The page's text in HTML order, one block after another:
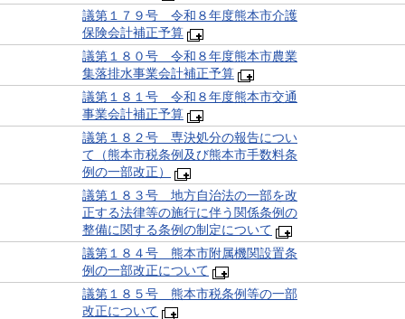
議第１７９号 令和８年度熊本市介護
保険会計補正予算
議第１８０号 令和８年度熊本市農業
集落排水事業会計補正予算
議第１８１号 令和８年度熊本市交通
事業会計補正予算
議第１８２号 専決処分の報告につい
て（熊本市税条例及び熊本市手数料条
例の一部改正）
議第１８３号 地方自治法の一部を改
正する法律等の施行に伴う関係条例の
整備に関する条例の制定について
議第１８４号 熊本市附属機関設置条
例の一部改正について
議第１８５号 熊本市税条例等の一部
改正について